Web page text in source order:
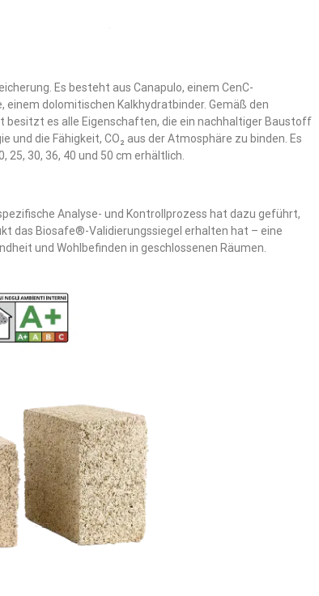
Es besteht aus Canapulo, einem CenC-
dolomitischen Kalkhydratbinder. Gemäß den
besitzt es alle Eigenschaften, die ein nachhaltiger Baustoff
und die Fähigkeit, CO₂ aus der Atmosphäre zu binden. Es
25, 30, 36, 40 und 50 cm erhältlich.
Analyse- und Kontrollprozess hat dazu geführt,
das Biosafe®-Validierungssiegel erhalten hat – eine
und Wohlbefinden in geschlossenen Räumen.